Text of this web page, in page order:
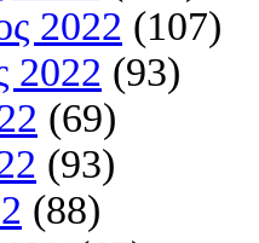
2022 (107)
2022 (93)
(69)
(93)
(88)